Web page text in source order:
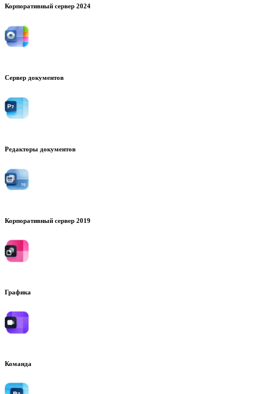
Корпоративный сервер 2024
Сервер документов
Редакторы документов
Корпоративный сервер 2019
Графика
Команда